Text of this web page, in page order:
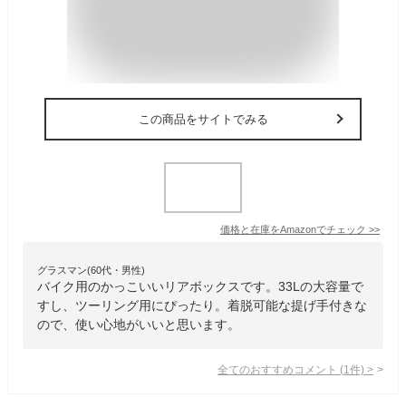
この商品をサイトでみる
価格と在庫をAmazonでチェック >>
グラスマン(60代・男性)
バイク用のかっこいいリアボックスです。33Lの大容量で
すし、ツーリング用にぴったり。着脱可能な提げ手付きな
ので、使い心地がいいと思います。
全てのおすすめコメント (1 件) >